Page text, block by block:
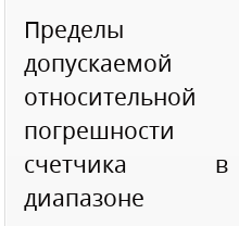
Пределы
допускаемой
относительной
погрешности
счетчика в
диапазоне